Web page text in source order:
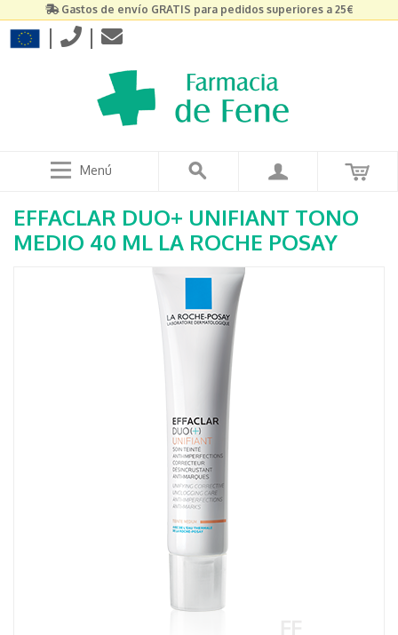
Gastos de envío GRATIS para pedidos superiores a 25€
| |
Menú
EFFACLAR DUO+ UNIFIANT TONO
MEDIO 40 ML LA ROCHE POSAY